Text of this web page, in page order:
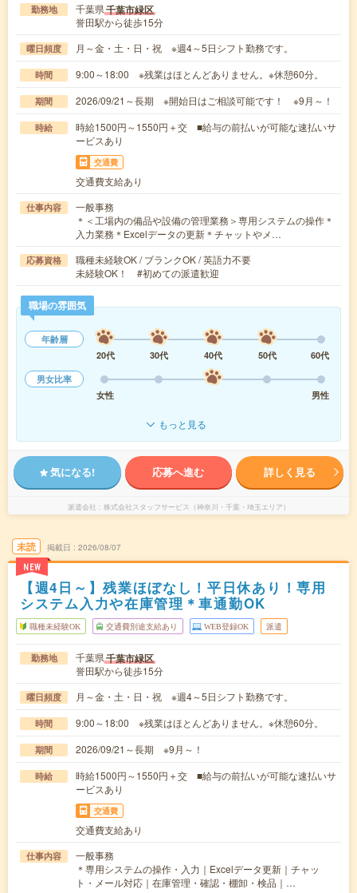
勤務地 千葉県千葉市緑区
誉田駅から徒歩15分
曜日頻度 月～金・土・日・祝 ※週4～5日シフト勤務です。
時間 9:00～18:00 ※残業はほとんどありません。※休憩60分。
期間 2026/09/21～長期 ※開始日はご相談可能です！ ※9月～！
時給
時給1500円～1550円＋交 ■給与の前払いが可能な速払いサ
ービスあり
交通費
交通費支給あり
仕事内容
一般事務
＊＜工場内の備品や設備の管理業務＞専用システムの操作＊
入力業務＊Excelデータの更新＊チャットやメ…
応募資格
職種未経験OK / ブランクOK / 英語力不要
未経験OK！ #初めての派遣歓迎
職場の雰囲気
年齢層
20代
30代 40代 50代
60代
男女比率
女性
男性
もっと見る
気になる! 応募へ進む 詳しく見る
派遣会社 株式会社スタッフサービス（神奈川・千葉・埼玉エリア）
未読
NEW
掲載日 2026/08/07
【週4日～】残業ほぼなし！平日休あり！専用
システム入力や在庫管理＊車通勤OK
職種未経験OK 交通費別途支給あり WEB登録OK 派遣
勤務地 千葉県千葉市緑区
誉田駅から徒歩15分
曜日頻度 月～金・土・日・祝 ※週4～5日シフト勤務です。
時間 9:00～18:00 ※残業はほとんどありません。※休憩60分。
期間 2026/09/21～長期 ※9月～！
時給
時給1500円～1550円＋交 ■給与の前払いが可能な速払いサ
ービスあり
交通費
交通費支給あり
仕事内容
一般事務
＊専用システムの操作・入力｜Excelデータ更新｜チャッ
ト・メール対応｜在庫管理・確認・棚卸・検品｜…